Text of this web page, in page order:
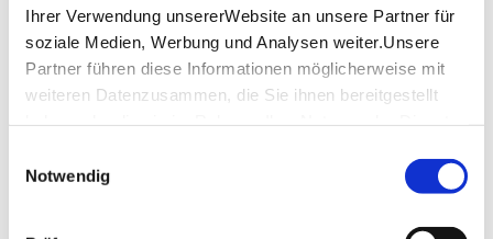
Ihrer Verwendung unsererWebsite an unsere Partner für
soziale Medien, Werbung und Analysen weiter.Unsere
Partner führen diese Informationen möglicherweise mit
weiteren Datenzusammen, die Sie ihnen bereitgestellt
Impressum
Notwendig
Planen Sie Ihre Anreise
Verkehrs- und Tarifverbund Stuttgart GmbH
Deutsche Bahn AG